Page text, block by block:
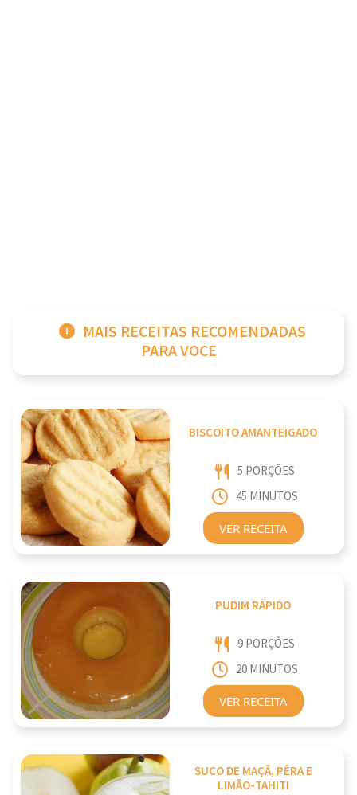
MAIS RECEITAS RECOMENDADAS
PARA VOCE
BISCOITO AMANTEIGADO
5 PORÇÕES
45 MINUTOS
VER RECEITA
PUDIM RÁPIDO
9 PORÇÕES
20 MINUTOS
VER RECEITA
SUCO DE MAÇÃ, PÊRA E
LIMÃO-TAHITI